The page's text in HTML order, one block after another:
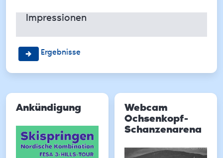
Impressionen
Ergebnisse
Ankündigung
Webcam
Ochsenkopf-
Schanzenarena